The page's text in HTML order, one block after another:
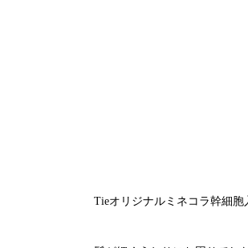
Tieオリジナルミネコラ幹細胞